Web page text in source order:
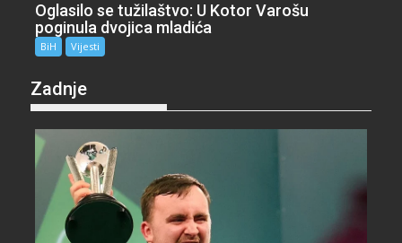
Oglasilo se tužilaštvo: U Kotor Varošu
poginula dvojica mladića
BiH Vijesti
Zadnje